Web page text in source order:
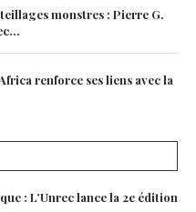
monstres : Pierre G.
renforce ses liens avec la
: L’Unrec lance la 2e édition